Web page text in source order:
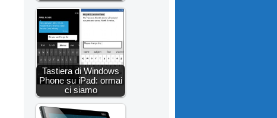
Tastiera di Windows
Phone su iPad: ormai
ci siamo